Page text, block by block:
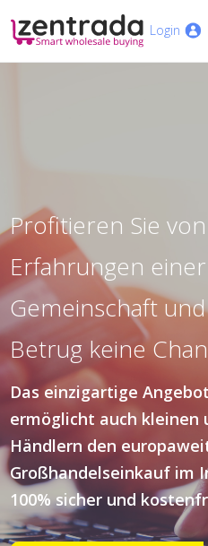
Login
Profitieren Sie
Erfahrungen
Gemeinschaft
Betrug keine
Das einzigartige
ermöglicht auch kleinen
Händlern den
Großhandelseinkauf im
100% sicher und